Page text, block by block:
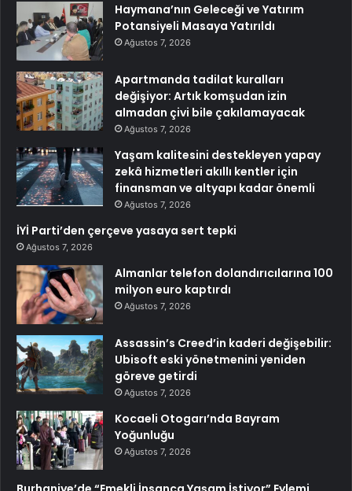
Haymana’nın Geleceği ve Yatırım
Potansiyeli Masaya Yatırıldı
Ağustos 7, 2026
Apartmanda tadilat kuralları
değişiyor: Artık komşudan izin
almadan çivi bile çakılamayacak
Ağustos 7, 2026
Yaşam kalitesini destekleyen yapay
zekâ hizmetleri akıllı kentler için
finansman ve altyapı kadar önemli
Ağustos 7, 2026
İYİ Parti’den çerçeve yasaya sert tepki
Ağustos 7, 2026
Almanlar telefon dolandırıcılarına 100
milyon euro kaptırdı
Ağustos 7, 2026
Assassin’s Creed’in kaderi değişebilir:
Ubisoft eski yönetmenini yeniden
göreve getirdi
Ağustos 7, 2026
Kocaeli Otogarı’nda Bayram
Yoğunluğu
Ağustos 7, 2026